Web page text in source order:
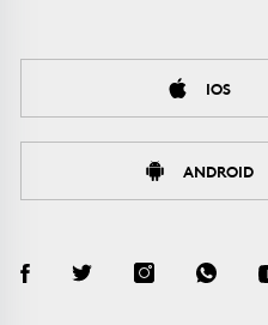
IOS
ANDROID